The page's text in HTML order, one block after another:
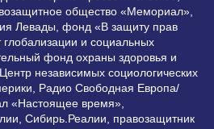
общество «Мемориал»,
Левады, фонд «В защиту прав
и социальных
фонд охраны здоровья и
независимых социологических
Радио Свободная Европа/
«Настоящее время»,
Сибирь.Реалии, правозащитник